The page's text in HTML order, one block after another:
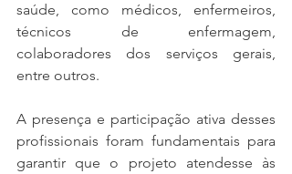
saúde, como médicos, enfermeiros,
técnicos de enfermagem,
colaboradores dos serviços gerais,
entre outros.
A presença e participação ativa desses
profissionais foram fundamentais para
garantir que o projeto atendesse às